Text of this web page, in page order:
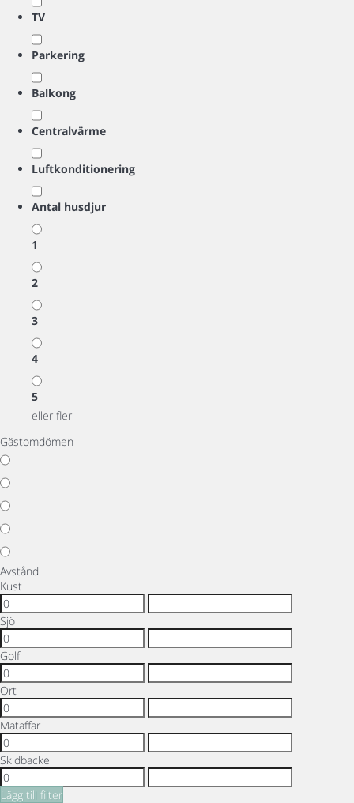
TV
Parkering
Balkong
Centralvärme
Luftkonditionering
Antal husdjur
1
2
3
4
5
eller fler
Gästomdömen
Avstånd
Kust
Sjö
Golf
Ort
Mataffär
Skidbacke
Lägg till filter